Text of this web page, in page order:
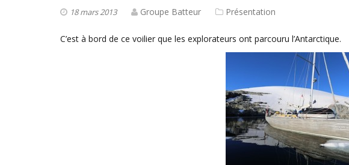
18 mars 2013 Groupe Batteur Présentation
C’est à bord de ce voilier que les explorateurs ont parcouru l’Antarctique.